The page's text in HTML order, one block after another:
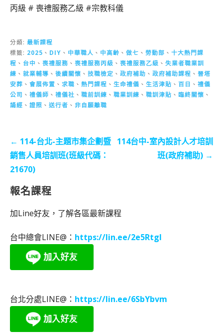
丙級 # 喪禮服務乙級 #宗教科儀
分類: 最新課程
標籤: 2025 、 DIY 、 中華職人 、 中高齡 、 做七 、 勞動部 、 十大熱門課
程 、 台中 、 喪禮服務 、 喪禮服務丙級 、 喪禮服務乙級 、 失業者職業訓
練 、 就業輔導 、 後續關懷 、 技職檢定 、 政府補助 、 政府補助課程 、 晉塔
安葬 、 會展佈置 、 求職 、 熱門課程 、 生命禮儀 、 生活津貼 、 百日 、 禮儀
公司 、 禮儀師 、 禮儀社 、 職前訓練 、 職業訓練 、 職訓津貼 、 臨終關懷 、
誦經 、 證照 、 送行者 、 非自願離職
← 114-台北-主題市集企劃暨
銷售人員培訓班(班級代碼：
21670)
114台中-室內設計人才培訓
班(政府補助) →
報名課程
加Line好友，了解各區最新課程
台中總會LINE@： https://lin.ee/2e5RtgI
台北分處LINE@： https://lin.ee/6SbYbvm